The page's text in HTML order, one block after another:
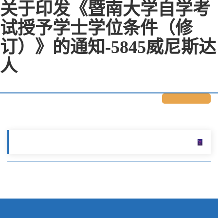
关于印发《暨南大学自学考
试授予学士学位条件（修
订）》的通知-5845威尼斯达
人